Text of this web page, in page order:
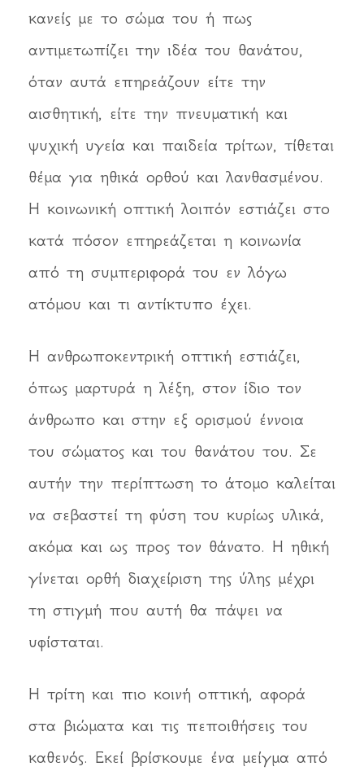
κανείς με το σώμα του ή πως
αντιμετωπίζει την ιδέα του θανάτου,
όταν αυτά επηρεάζουν είτε την
αισθητική, είτε την πνευματική και
ψυχική υγεία και παιδεία τρίτων, τίθεται
θέμα για ηθικά ορθού και λανθασμένου.
Η κοινωνική οπτική λοιπόν εστιάζει στο
κατά πόσον επηρεάζεται η κοινωνία
από τη συμπεριφορά του εν λόγω
ατόμου και τι αντίκτυπο έχει.
Η ανθρωποκεντρική οπτική εστιάζει,
όπως μαρτυρά η λέξη, στον ίδιο τον
άνθρωπο και στην εξ ορισμού έννοια
του σώματος και του θανάτου του. Σε
αυτήν την περίπτωση το άτομο καλείται
να σεβαστεί τη φύση του κυρίως υλικά,
ακόμα και ως προς τον θάνατο. Η ηθική
γίνεται ορθή διαχείριση της ύλης μέχρι
τη στιγμή που αυτή θα πάψει να
υφίσταται.
Η τρίτη και πιο κοινή οπτική, αφορά
στα βιώματα και τις πεποιθήσεις του
καθενός. Εκεί βρίσκουμε ένα μείγμα από